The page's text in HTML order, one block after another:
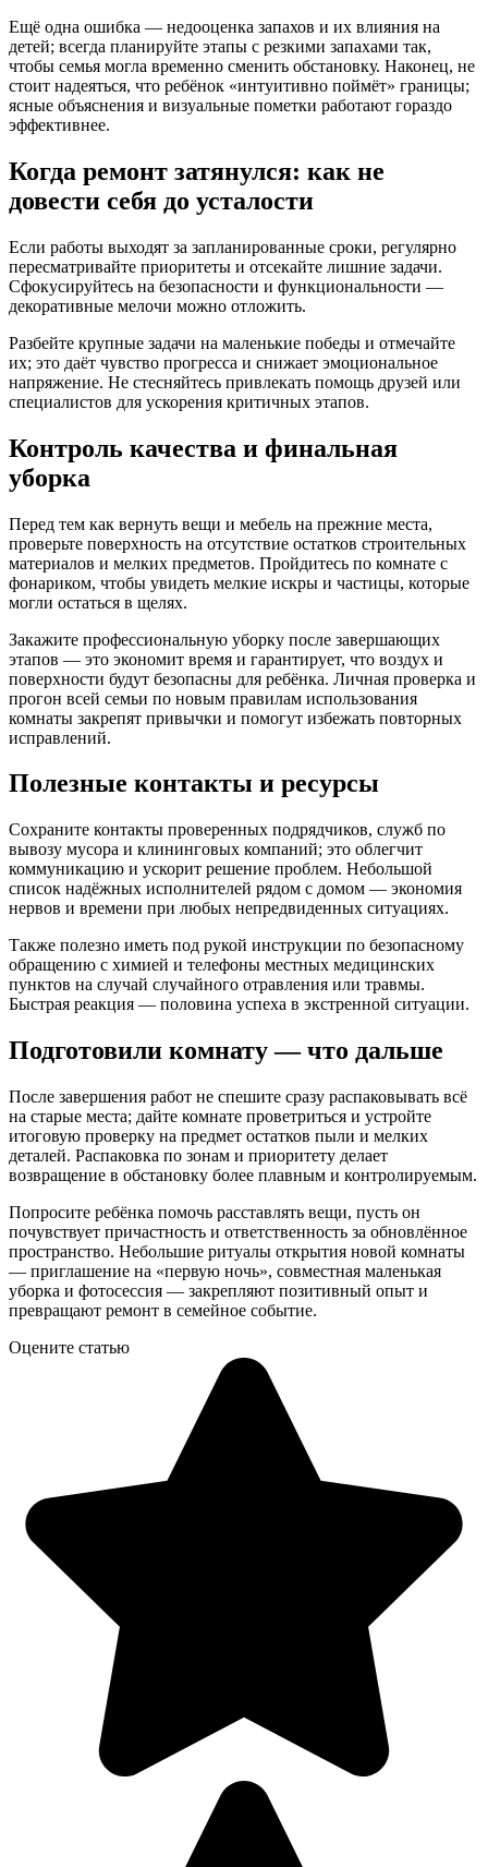
Ещё одна ошибка — недооценка запахов и их влияния на
детей; всегда планируйте этапы с резкими запахами так,
чтобы семья могла временно сменить обстановку. Наконец, не
стоит надеяться, что ребёнок «интуитивно поймёт» границы;
ясные объяснения и визуальные пометки работают гораздо
эффективнее.
Когда ремонт затянулся: как не
довести себя до усталости
Если работы выходят за запланированные сроки, регулярно
пересматривайте приоритеты и отсекайте лишние задачи.
Сфокусируйтесь на безопасности и функциональности —
декоративные мелочи можно отложить.
Разбейте крупные задачи на маленькие победы и отмечайте
их; это даёт чувство прогресса и снижает эмоциональное
напряжение. Не стесняйтесь привлекать помощь друзей или
специалистов для ускорения критичных этапов.
Контроль качества и финальная
уборка
Перед тем как вернуть вещи и мебель на прежние места,
проверьте поверхность на отсутствие остатков строительных
материалов и мелких предметов. Пройдитесь по комнате с
фонариком, чтобы увидеть мелкие искры и частицы, которые
могли остаться в щелях.
Закажите профессиональную уборку после завершающих
этапов — это экономит время и гарантирует, что воздух и
поверхности будут безопасны для ребёнка. Личная проверка и
прогон всей семьи по новым правилам использования
комнаты закрепят привычки и помогут избежать повторных
исправлений.
Полезные контакты и ресурсы
Сохраните контакты проверенных подрядчиков, служб по
вывозу мусора и клининговых компаний; это облегчит
коммуникацию и ускорит решение проблем. Небольшой
список надёжных исполнителей рядом с домом — экономия
нервов и времени при любых непредвиденных ситуациях.
Также полезно иметь под рукой инструкции по безопасному
обращению с химией и телефоны местных медицинских
пунктов на случай случайного отравления или травмы.
Быстрая реакция — половина успеха в экстренной ситуации.
Подготовили комнату — что дальше
После завершения работ не спешите сразу распаковывать всё
на старые места; дайте комнате проветриться и устройте
итоговую проверку на предмет остатков пыли и мелких
деталей. Распаковка по зонам и приоритету делает
возвращение в обстановку более плавным и контролируемым.
Попросите ребёнка помочь расставлять вещи, пусть он
почувствует причастность и ответственность за обновлённое
пространство. Небольшие ритуалы открытия новой комнаты
— приглашение на «первую ночь», совместная маленькая
уборка и фотосессия — закрепляют позитивный опыт и
превращают ремонт в семейное событие.
Оцените статью